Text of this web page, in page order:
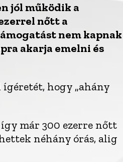
jól működik a
nőtt a
nem kapnak
akarja emelni és
hogy „ahány
már 300 ezerre nőtt
néhány órás, alig